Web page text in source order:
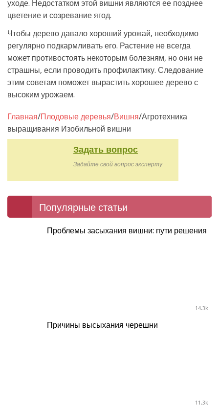
уходе. Недостатком этой вишни являются ее позднее
цветение и созревание ягод.
Чтобы дерево давало хороший урожай, необходимо
регулярно подкармливать его. Растение не всегда
может противостоять некоторым болезням, но они не
страшны, если проводить профилактику. Следование
этим советам поможет вырастить хорошее дерево с
высоким урожаем.
Главная/Плодовые деревья/Вишня/Агротехника
выращивания Изобильной вишни
Задать вопрос
Задайте свой вопрос эксперту
Популярные статьи
Проблемы засыхания вишни: пути решения
14.3k
Причины высыхания черешни
11.3k